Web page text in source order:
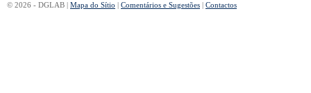
© 2026 - DGLAB | Mapa do Sítio | Comentários e Sugestões | Contactos